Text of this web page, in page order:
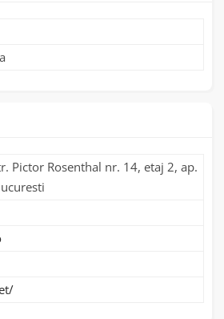
Pictor Rosenthal nr. 14, etaj 2, ap.